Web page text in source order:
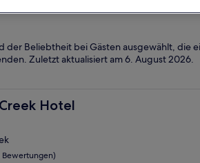
Beliebtheit bei Gästen ausgewählt, die
Zuletzt aktualisiert am6. August 2026.
Hotel
Hotel
Bewertungen)